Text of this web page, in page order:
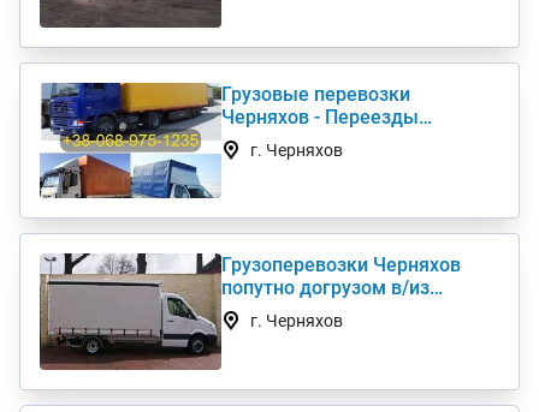
Грузовые перевозки
Черняхов - Переезды
Грузчики Фура Газель
г. Черняхов
Грузоперевозки Черняхов
попутно догрузом в/из
Киев(а) по Украине (нал,б/н)
г. Черняхов